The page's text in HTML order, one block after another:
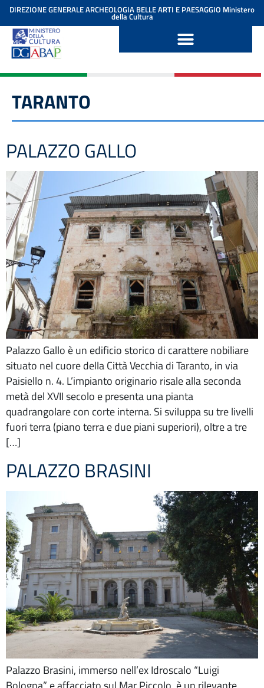
contenuto
DIREZIONE GENERALE ARCHEOLOGIA BELLE ARTI E PAESAGGIO Ministero
della Cultura
TARANTO
PALAZZO GALLO
Palazzo Gallo è un edificio storico di carattere nobiliare
situato nel cuore della Città Vecchia di Taranto, in via
Paisiello n. 4. L’impianto originario risale alla seconda
metà del XVII secolo e presenta una pianta
quadrangolare con corte interna. Si sviluppa su tre livelli
fuori terra (piano terra e due piani superiori), oltre a tre
[…]
PALAZZO BRASINI
Palazzo Brasini, immerso nell’ex Idroscalo “Luigi